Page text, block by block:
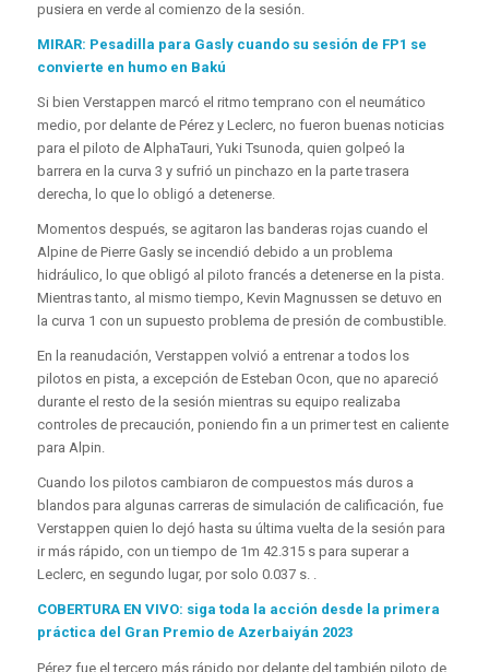
pusiera en verde al comienzo de la sesión.
MIRAR: Pesadilla para Gasly cuando su sesión de FP1 se
convierte en humo en Bakú
Si bien Verstappen marcó el ritmo temprano con el neumático
medio, por delante de Pérez y Leclerc, no fueron buenas noticias
para el piloto de AlphaTauri, Yuki Tsunoda, quien golpeó la
barrera en la curva 3 y sufrió un pinchazo en la parte trasera
derecha, lo que lo obligó a detenerse.
Momentos después, se agitaron las banderas rojas cuando el
Alpine de Pierre Gasly se incendió debido a un problema
hidráulico, lo que obligó al piloto francés a detenerse en la pista.
Mientras tanto, al mismo tiempo, Kevin Magnussen se detuvo en
la curva 1 con un supuesto problema de presión de combustible.
En la reanudación, Verstappen volvió a entrenar a todos los
pilotos en pista, a excepción de Esteban Ocon, que no apareció
durante el resto de la sesión mientras su equipo realizaba
controles de precaución, poniendo fin a un primer test en caliente
para Alpin.
Cuando los pilotos cambiaron de compuestos más duros a
blandos para algunas carreras de simulación de calificación, fue
Verstappen quien lo dejó hasta su última vuelta de la sesión para
ir más rápido, con un tiempo de 1m 42.315 s para superar a
Leclerc, en segundo lugar, por solo 0.037 s. .
COBERTURA EN VIVO: siga toda la acción desde la primera
práctica del Gran Premio de Azerbaiyán 2023
Pérez fue el tercero más rápido por delante del también piloto de